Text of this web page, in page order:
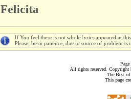
Felicita
If You feel there is not whole lyrics appeared at
Please, be in patience, due to source of problem
All rights reserved.
The Best
This page